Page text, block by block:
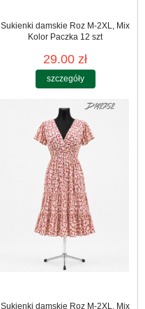
Sukienki damskie Roz M-2XL, Mix
Kolor Paczka 12 szt
29.00 zł
szczegóły
Sukienki damskie Roz M-2XL, Mix